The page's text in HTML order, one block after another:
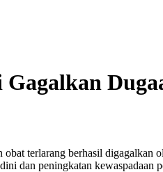
terlarang berhasil
dan peningkatan kewaspadaan